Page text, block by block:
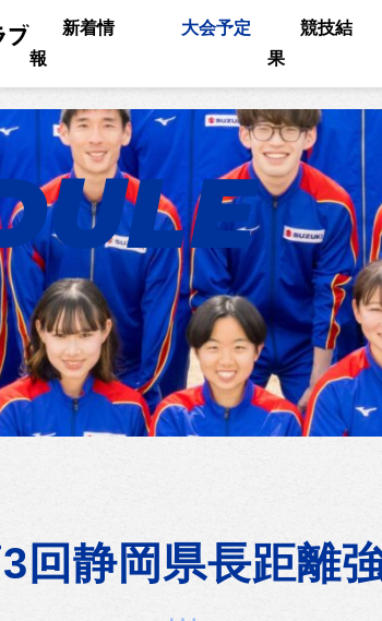
新着情
報
大会予定
競技結
果
回静岡県長距離